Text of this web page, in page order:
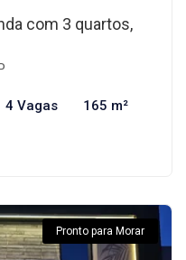
com 3 quartos,
4 Vagas 165 m²
Pronto para Morar